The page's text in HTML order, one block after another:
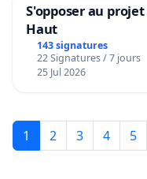
S'opposer au
Haut
143 signatures
22 Signatures / 7 jours
25 Jul 2026
1 2 3 4 5